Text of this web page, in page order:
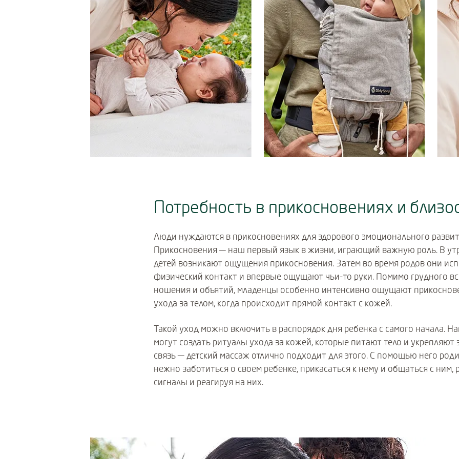
Потребность в прикосновениях и
Люди нуждаются в прикосновениях для здорового эмоционального
Прикосновения — наш первый язык в жизни, играющий важную роль. В
детей возникают ощущения прикосновения. Затем во время родов они
физический контакт и впервые ощущают чьи-то руки. Помимо грудного
ношения и объятий, младенцы особенно интенсивно ощущают
ухода за телом, когда происходит прямой контакт с кожей.
Такой уход можно включить в распорядок дня ребенка с самого начала.
могут создать ритуалы ухода за кожей, которые питают тело и
связь — детский массаж отлично подходит для этого. С помощью него
нежно заботиться о своем ребенке, прикасаться к нему и общаться с ним,
сигналы и реагируя на них.
Use Next and Previous buttons to navigate, or jump to a slide using the slide dots.